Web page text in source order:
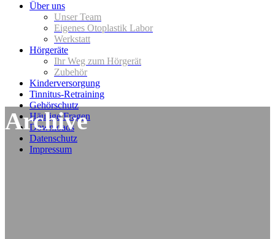
Über uns
Unser Team
Eigenes Otoplastik Labor
Werkstatt
Hörgeräte
Ihr Weg zum Hörgerät
Zubehör
Kinderversorgung
Tinnitus-Retraining
Gehörschutz
Häufige Fragen
Downloads
Datenschutz
Impressum
Archive